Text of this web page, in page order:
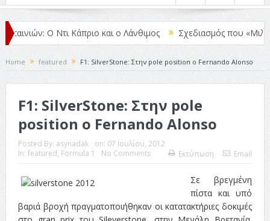
Ο Ντι Κάπριο και ο Λάνθιμος Σχεδιασμός που «Μιλάει»
Home featured F1: SilverStone: Στην pole position ο Fernando Alonso
F1: SilverStone: Στην pole
position ο Fernando Alonso
Posted By: asynadak on: 07 Ιουλίου, 2012
In: featured, Formula 1 No Comments Εκτύπωση Email
Σε βρεγμένη
πίστα και υπό
βαριά βροχή πραγματοποιήθηκαν οι κατατακτήριες δοκιμές